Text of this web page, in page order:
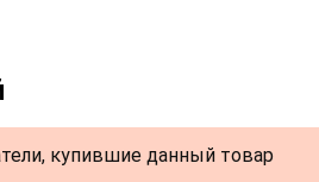
купившие данный товар